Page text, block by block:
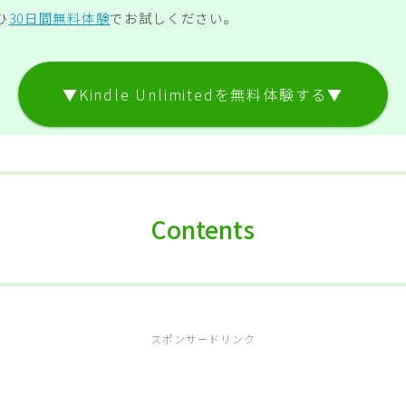
30日間無料体験でお試しください。
▼Kindle Unlimitedを無料体験する▼
Contents
スポンサードリンク